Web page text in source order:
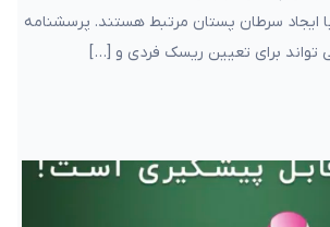
ایجاد سرطان پستان مرتبط هستند. پرسشنامه
تواند برای تعیین ریسک فردی و […]